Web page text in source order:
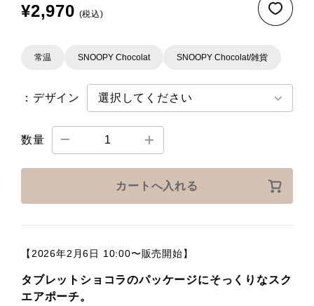
¥2,970 (税込)
常温 SNOOPY Chocolat SNOOPY Chocolat/雑貨
：デザイン
数量
カートへ入れる
【2026年2月6日 10:00〜販売開始】
タブレットショコラのパッケージにそっくりなスク
エアポーチ。